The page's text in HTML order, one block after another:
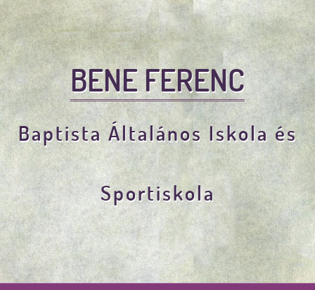
BENE FERENC
Baptista Általános Iskola és
Sportiskola